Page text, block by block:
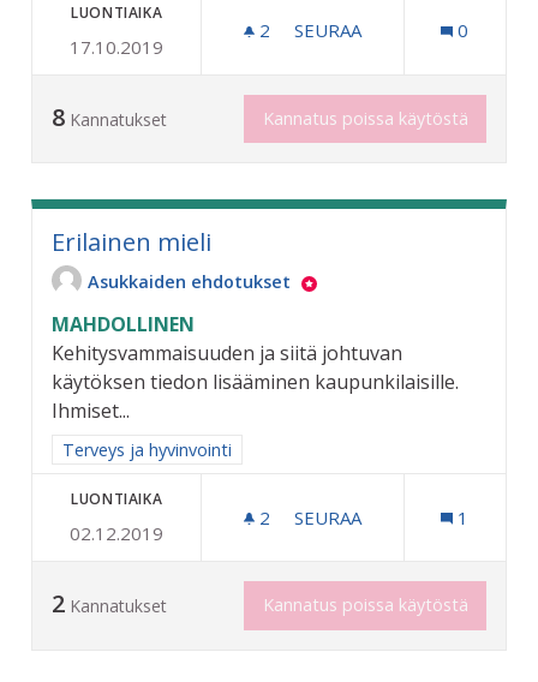
LUONTIAIKA
17.10.2019
2 2 SEURAAJAA
SEURAA 0
8 Kannatukset Kannatus poissa käytöstä
Erilainen mieli
Asukkaiden ehdotukset
MAHDOLLINEN
Kehitysvammaisuuden ja siitä johtuvan
käytöksen tiedon lisääminen kaupunkilaisille.
Ihmiset...
Rajaa tulokset aihepiirin mukaan: Terveys ja hyvinvointi
Terveys ja hyvinvointi
LUONTIAIKA
02.12.2019
2 2 SEURAAJAA
SEURAA 1
2 Kannatukset Kannatus poissa käytöstä